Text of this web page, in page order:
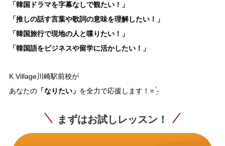
「韓国ドラマを字幕なしで観たい！」
「推しの話す言葉や歌詞の意味を理解したい！」
「韓国旅行で現地の人と喋りたい！」
「韓国語をビジネスや留学に活かしたい！」
K Village川崎駅前校が
あなたの「なりたい」 を全力で応援します！⭐ ̖́-
まずはお試しレッスン！